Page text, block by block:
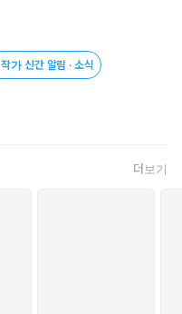
작가 신간 알림 · 소식
더보기